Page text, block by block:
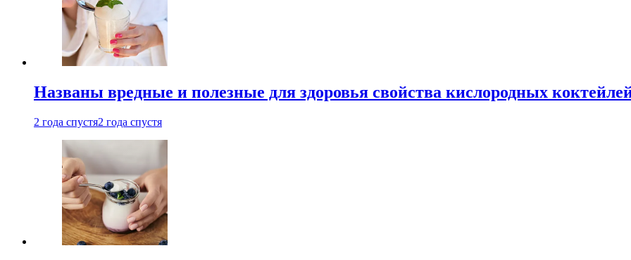
Названы вредные и полезные для здоровья свойства кислородных
2 года спустя2 года спустя